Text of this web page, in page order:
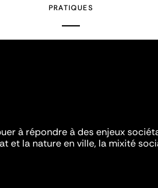
PRATIQUES
à répondre à des enjeux
et la nature en ville, la mixité